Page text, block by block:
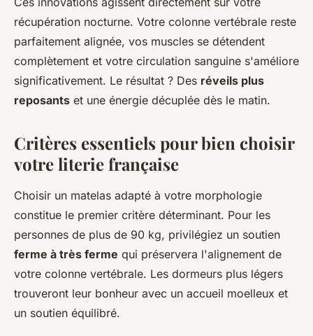
récupération nocturne. Votre colonne vertébrale reste
parfaitement alignée, vos muscles se détendent
complètement et votre circulation sanguine s'améliore
significativement. Le résultat ? Des réveils plus
reposants et une énergie décuplée dès le matin.
Critères essentiels pour bien choisir
votre literie française
Choisir un matelas adapté à votre morphologie
constitue le premier critère déterminant. Pour les
personnes de plus de 90 kg, privilégiez un soutien
ferme à très ferme qui préservera l'alignement de
votre colonne vertébrale. Les dormeurs plus légers
trouveront leur bonheur avec un accueil moelleux et
un soutien équilibré.